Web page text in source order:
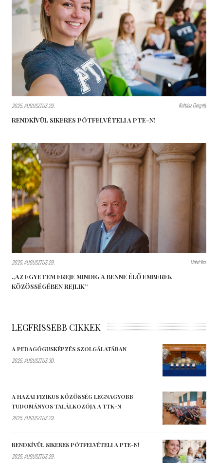
2025. AUGUSZTUS 29. Kottász Gergely
RENDKÍVÜL SIKERES PÓTFELVÉTELI A PTE-N!
2025. AUGUSZTUS 29. UnivPécs
„AZ EGYETEM EREJE MINDIG A BENNE ÉLŐ EMBEREK
KÖZÖSSÉGÉBEN REJLIK”
LEGFRISSEBB CIKKEK
A PEDAGÓGUSKÉPZÉS SZOLGÁLATÁBAN
2025. AUGUSZTUS 30.
A HAZAI FIZIKUS KÖZÖSSÉG LEGNAGYOBB
TUDOMÁNYOS TALÁLKOZÓJA A TTK-N
2025. AUGUSZTUS 29.
RENDKÍVÜL SIKERES PÓTFELVÉTELI A PTE-N!
2025. AUGUSZTUS 29.